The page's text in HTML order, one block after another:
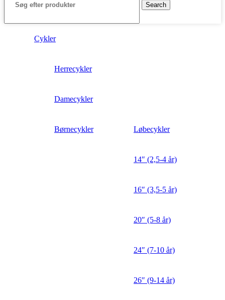
Search
Cykler
Herrecykler
Damecykler
Børnecykler Løbecykler
14″ (2,5-4 år)
16″ (3,5-5 år)
20″ (5-8 år)
24″ (7-10 år)
26″ (9-14 år)